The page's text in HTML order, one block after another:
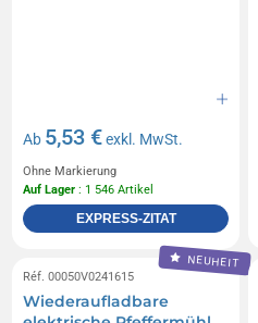
Ab 5,53 €exkl. MwSt.
Ohne Markierung
Auf Lager : 1 546 Artikel
EXPRESS-ZITAT
NEUHEIT
Réf. 00050V0241615
Wiederaufladbare